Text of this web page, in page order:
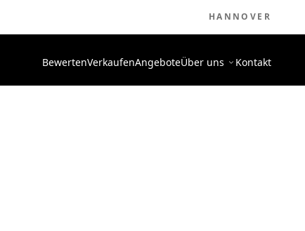
HANNOVER
BewertenVerkaufenAngeboteÜber uns Kontakt